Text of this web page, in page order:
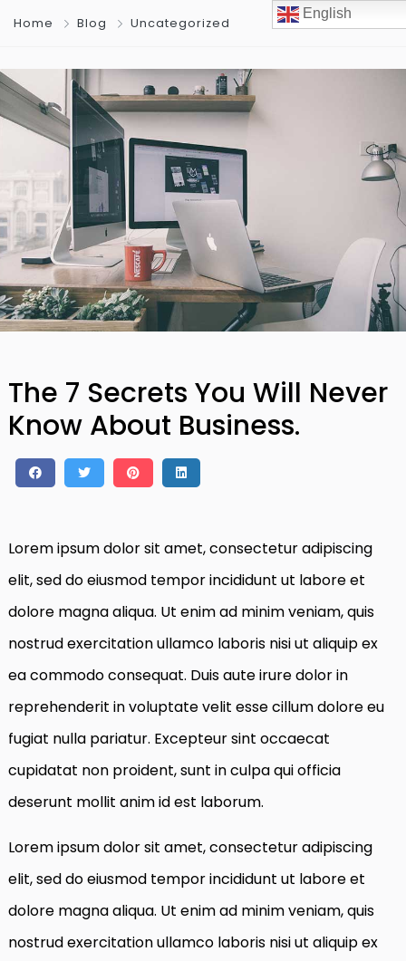
Home Blog Uncategorized
The 7 Secrets You Will Never
Know About Business.
Lorem ipsum dolor sit amet, consectetur adipiscing
elit, sed do eiusmod tempor incididunt ut labore et
dolore magna aliqua. Ut enim ad minim veniam, quis
nostrud exercitation ullamco laboris nisi ut aliquip ex
ea commodo consequat. Duis aute irure dolor in
reprehenderit in voluptate velit esse cillum dolore eu
fugiat nulla pariatur. Excepteur sint occaecat
cupidatat non proident, sunt in culpa qui officia
deserunt mollit anim id est laborum.
Lorem ipsum dolor sit amet, consectetur adipiscing
elit, sed do eiusmod tempor incididunt ut labore et
dolore magna aliqua. Ut enim ad minim veniam, quis
nostrud exercitation ullamco laboris nisi ut aliquip ex
English